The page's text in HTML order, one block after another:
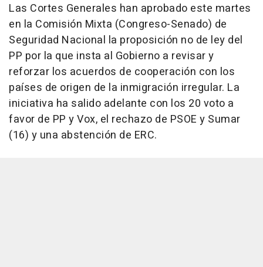
Las Cortes Generales han aprobado este martes
en la Comisión Mixta (Congreso-Senado) de
Seguridad Nacional la proposición no de ley del
PP por la que insta al Gobierno a revisar y
reforzar los acuerdos de cooperación con los
países de origen de la inmigración irregular. La
iniciativa ha salido adelante con los 20 voto a
favor de PP y Vox, el rechazo de PSOE y Sumar
(16) y una abstención de ERC.